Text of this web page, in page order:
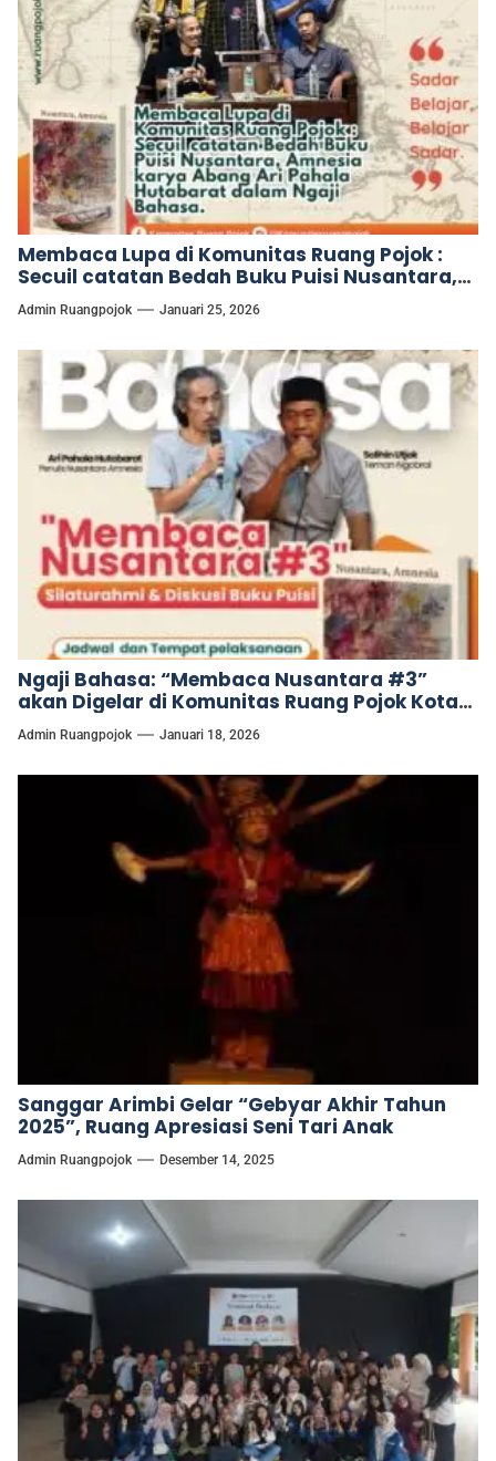
Membaca Lupa di Komunitas Ruang Pojok :
Secuil catatan Bedah Buku Puisi Nusantara,
Amnesia karya Abang Ari Pahala Hutabarat
dalam Ngaji Bahasa.
Admin Ruangpojok Januari 25, 2026
Ngaji Bahasa: “Membaca Nusantara #3”
akan Digelar di Komunitas Ruang Pojok Kota
Metro
Admin Ruangpojok Januari 18, 2026
Sanggar Arimbi Gelar “Gebyar Akhir Tahun
2025”, Ruang Apresiasi Seni Tari Anak
Admin Ruangpojok Desember 14, 2025